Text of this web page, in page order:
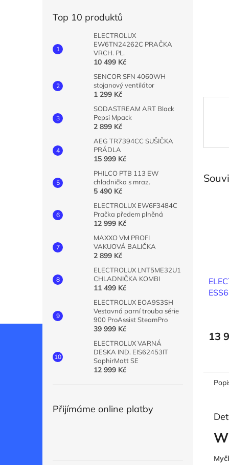
Top 10 produktů
ELECTROLUX
EW6TN24262C PRAČKA
VRCH. PL.
10 499 Kč
SENCOR SFN 4060WH
stojanový ventilátor
1 299 Kč
SODASTREAM ART Black
Pepsi Mpack
2 899 Kč
AEG TR7394CC SUŠIČKA
PRÁDLA
15 999 Kč
PHILCO PTB 113 EW
chladnička s mraz.
5 490 Kč
ELECTROLUX EW6F3484C
Pračka předem plněná
12 999 Kč
MAXXO VM PROFI
VAKUOVÁ BALIČKA
2 899 Kč
ELECTROLUX LNT5ME32U1
CHLADNIČKA KOMBI
11 499 Kč
ELECTROLUX EOA9S3SH
Vestavná parní trouba série
900 ProAssist SteamPro
39 999 Kč
ELECTROLUX VARNÁ
DESKA IND. EIS62453IT
SaphirMatt SE
12 999 Kč
Přijímáme online platby
13